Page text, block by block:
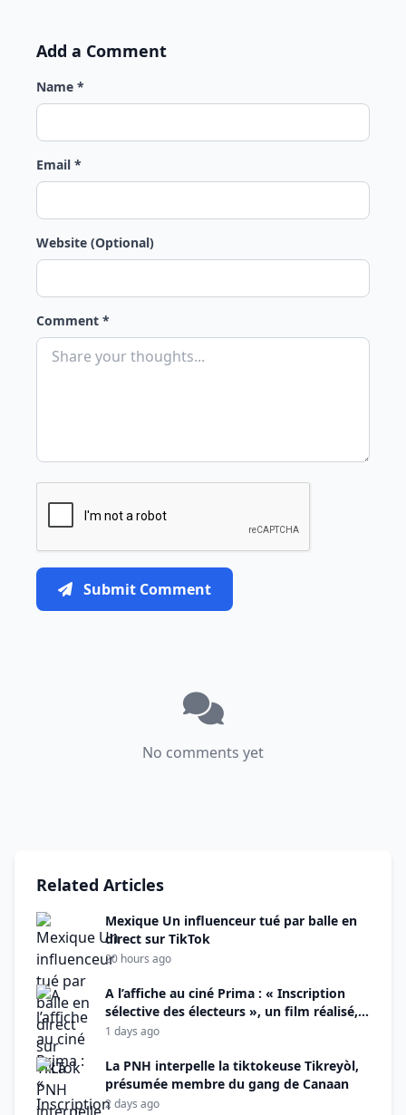
Add a Comment
Name *
Email *
Website (Optional)
Comment *
Submit Comment
No comments yet
Related Articles
Mexique Un influenceur tué par balle en
direct sur TikTok
20 hours ago
A l’affiche au ciné Prima : « Inscription
sélective des électeurs », un film réalisé,
monté et produit par Alix Didier Fils-Aimé
1 days ago
La PNH interpelle la tiktokeuse Tikreyòl,
présumée membre du gang de Canaan
2 days ago